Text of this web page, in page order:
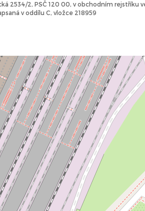
2534/2, PSČ 120 00, v obchodním rejstříku
v oddílu C, vložce 218959